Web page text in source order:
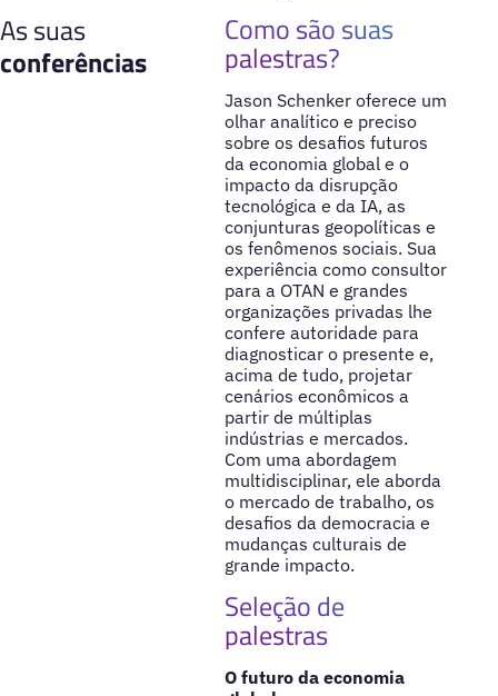
As suas
conferências
Como são suas
palestras?
Jason Schenker oferece um
olhar analítico e preciso
sobre os desafios futuros
da economia global e o
impacto da disrupção
tecnológica e da IA, as
conjunturas geopolíticas e
os fenômenos sociais. Sua
experiência como consultor
para a OTAN e grandes
organizações privadas lhe
confere autoridade para
diagnosticar o presente e,
acima de tudo, projetar
cenários econômicos a
partir de múltiplas
indústrias e mercados.
Com uma abordagem
multidisciplinar, ele aborda
o mercado de trabalho, os
desafios da democracia e
mudanças culturais de
grande impacto.
Seleção de
palestras
O futuro da economia